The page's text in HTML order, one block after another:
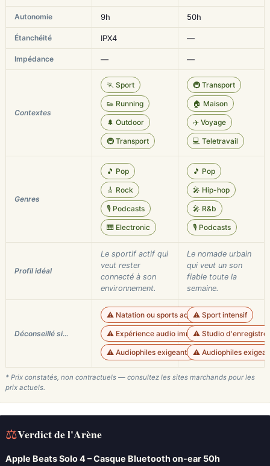
Autonomie 9h 50h
Étanchéité IPX4 —
Impédance — —
Contextes
🏃 Sport
👟 Running
🌲 Outdoor
🚇 Transport
🚇 Transport
🏠 Maison
✈️ Voyage
💻 Teletravail
Genres
🎵 Pop
🎸 Rock
🎙️ Podcasts
🎹 Electronic
🎵 Pop
🎤 Hip-hop
🎤 R&b
🎙️ Podcasts
Profil idéal
Le sportif actif qui
veut rester
connecté à son
environnement.
Le nomade urbain
qui veut un son
fiable toute la
semaine.
Déconseillé si…
⚠️ Natation ou sports aquatiques
⚠️ Expérience audio immersive ou studio
⚠️ Audiophiles exigeants
⚠️ Sport intensif
⚠️ Studio
⚠️ Audiophiles
* Prix constatés, non contractuels — consultez les sites marchands pour les
prix actuels.
⚖Verdict de l'Arène
Apple Beats Solo 4 – Casque Bluetooth on-ear 50h